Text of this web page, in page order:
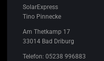
SolarExpress
Tino Pinnecke
Am Thetkamp 17
33014 Bad Driburg
Telefon: 05238 996883